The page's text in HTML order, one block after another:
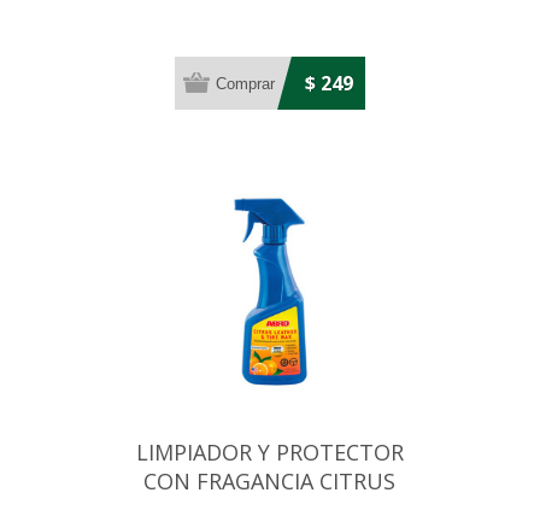
$ 249
LIMPIADOR Y PROTECTOR
CON FRAGANCIA CITRUS